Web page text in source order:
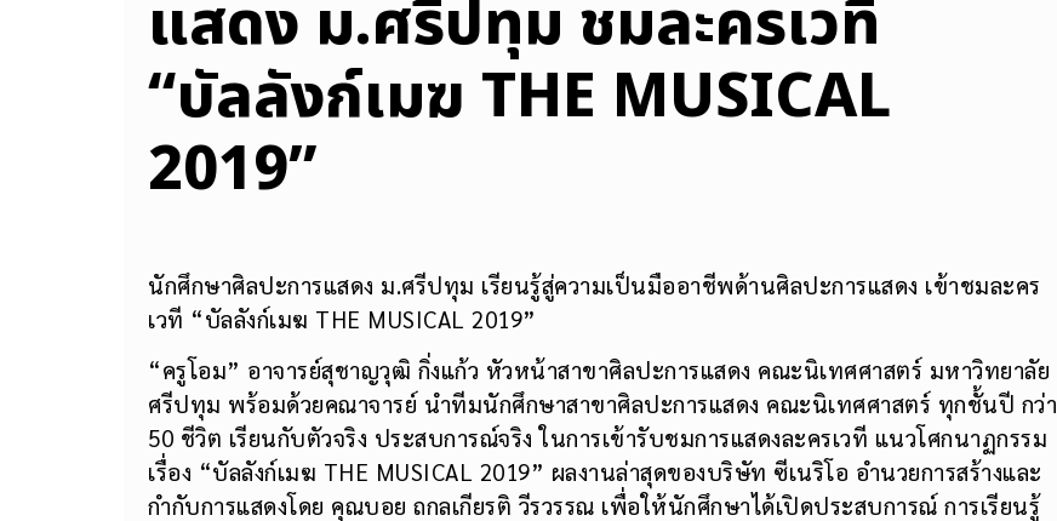
แสดง ม.ศรีปทุม ชมละครเวที
“บัลลังก์เมฆ THE MUSICAL
2019”
นักศึกษาศิลปะการแสดง ม.ศรีปทุม เรียนรู้สู่ความเป็นมืออาชีพด้านศิลปะการแสดง เข้าชมละคร
เวที “บัลลังก์เมฆ THE MUSICAL 2019”
“ครูโอม” อาจารย์สุชาญวุฒิ กิ่งแก้ว หัวหน้าสาขาศิลปะการแสดง คณะนิเทศศาสตร์ มหาวิทยาลัย
ศรีปทุม พร้อมด้วยคณาจารย์ นำทีมนักศึกษาสาขาศิลปะการแสดง คณะนิเทศศาสตร์ ทุกชั้นปี กว่า
50 ชีวิต เรียนกับตัวจริง ประสบการณ์จริง ในการเข้ารับชมการแสดงละครเวที แนวโศกนาฏกรรม
เรื่อง “บัลลังก์เมฆ THE MUSICAL 2019” ผลงานล่าสุดของบริษัท ซีเนริโอ อำนวยการสร้างและ
กำกับการแสดงโดย คุณบอย ถกลเกียรติ วีรวรรณ เพื่อให้นักศึกษาได้เปิดประสบการณ์ การเรียนรู้